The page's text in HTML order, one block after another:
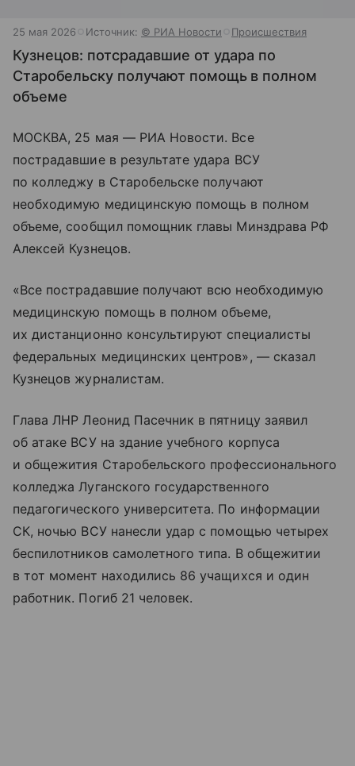
25 мая 2026 Источник: © РИА Новости Происшествия
Кузнецов: потсрадавшие от удара по
Старобельску получают помощь в полном
объеме
МОСКВА, 25 мая — РИА Новости. Все
пострадавшие в результате удара ВСУ
по колледжу в Старобельске получают
необходимую медицинскую помощь в полном
объеме, сообщил помощник главы Минздрава РФ
Алексей Кузнецов.
«Все пострадавшие получают всю необходимую
медицинскую помощь в полном объеме,
их дистанционно консультируют специалисты
федеральных медицинских центров», — сказал
Кузнецов журналистам.
Глава ЛНР Леонид Пасечник в пятницу заявил
об атаке ВСУ на здание учебного корпуса
и общежития Старобельского профессионального
колледжа Луганского государственного
педагогического университета. По информации
СК, ночью ВСУ нанесли удар с помощью четырех
беспилотников самолетного типа. В общежитии
в тот момент находились 86 учащихся и один
работник. Погиб 21 человек.​